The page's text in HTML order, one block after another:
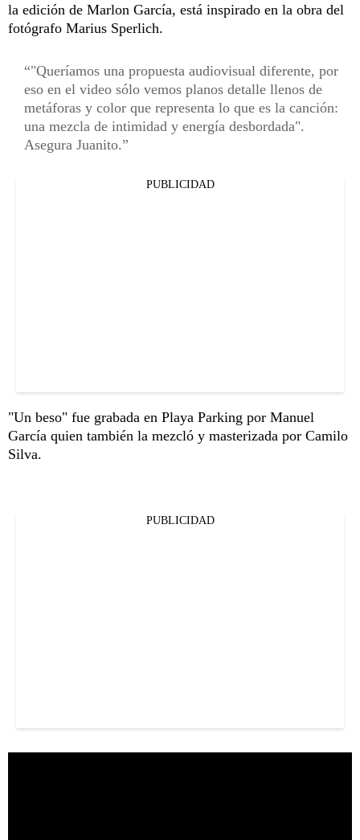
la edición de Marlon García, está inspirado en la obra del
fotógrafo Marius Sperlich.
"Queríamos una propuesta audiovisual diferente, por
eso en el video sólo vemos planos detalle llenos de
metáforas y color que representa lo que es la canción:
una mezcla de intimidad y energía desbordada".
Asegura Juanito.
PUBLICIDAD
"Un beso" fue grabada en Playa Parking por Manuel
García quien también la mezcló y masterizada por Camilo
Silva.
PUBLICIDAD